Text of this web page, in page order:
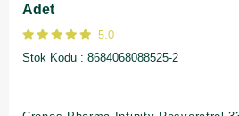
Adet
5.0
Stok Kodu
8684068088525-2